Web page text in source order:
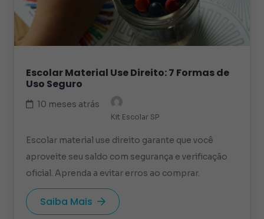
Escolar Material Use Direito: 7 Formas de
Uso Seguro
10 meses atrás
Kit Escolar SP
Escolar material use direito garante que você
aproveite seu saldo com segurança e verificação
oficial. Aprenda a evitar erros ao comprar.
Saiba Mais